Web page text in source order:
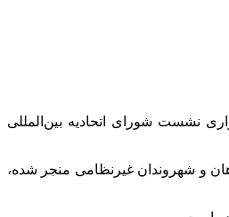
نشست شورای اتحادیه بین‌المللی
و شهروندان غیرنظامی منجر شده،